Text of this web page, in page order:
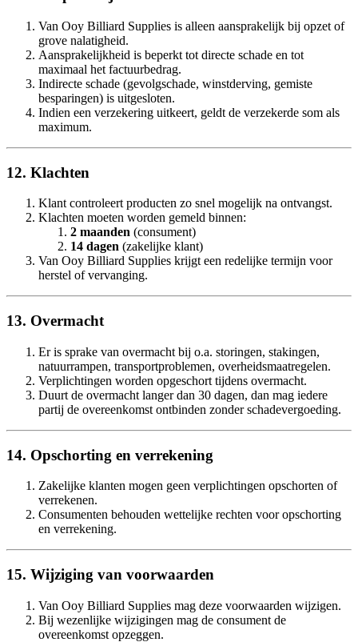
Van Ooy Billiard Supplies is alleen aansprakelijk bij opzet of
grove nalatigheid.
Aansprakelijkheid is beperkt tot directe schade en tot
maximaal het factuurbedrag.
Indirecte schade (gevolgschade, winstderving, gemiste
besparingen) is uitgesloten.
Indien een verzekering uitkeert, geldt de verzekerde som als
maximum.
12. Klachten
Klant controleert producten zo snel mogelijk na ontvangst.
Klachten moeten worden gemeld binnen:
2 maanden (consument)
14 dagen (zakelijke klant)
Van Ooy Billiard Supplies krijgt een redelijke termijn voor
herstel of vervanging.
13. Overmacht
Er is sprake van overmacht bij o.a. storingen, stakingen,
natuurrampen, transportproblemen, overheidsmaatregelen.
Verplichtingen worden opgeschort tijdens overmacht.
Duurt de overmacht langer dan 30 dagen, dan mag iedere
partij de overeenkomst ontbinden zonder schadevergoeding.
14. Opschorting en verrekening
Zakelijke klanten mogen geen verplichtingen opschorten of
verrekenen.
Consumenten behouden wettelijke rechten voor opschorting
en verrekening.
15. Wijziging van voorwaarden
Van Ooy Billiard Supplies mag deze voorwaarden wijzigen.
Bij wezenlijke wijzigingen mag de consument de
overeenkomst opzeggen.